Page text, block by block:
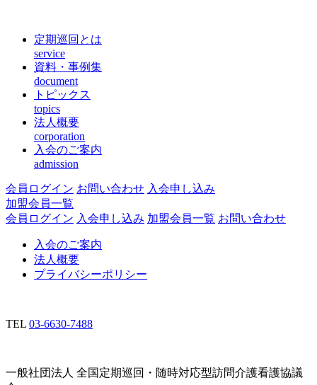
定期巡回とは
service
資料・事例集
document
トピックス
topics
法人概要
corporation
入会のご案内
admission
会員ログイン お問い合わせ 入会申し込み
加盟会員一覧
会員ログイン 入会申し込み 加盟会員一覧 お問い合わせ
入会のご案内
法人概要
プライバシーポリシー
TEL 03-6630-7488
一般社団法人 全国定期巡回・随時対応型訪問介護看護協議